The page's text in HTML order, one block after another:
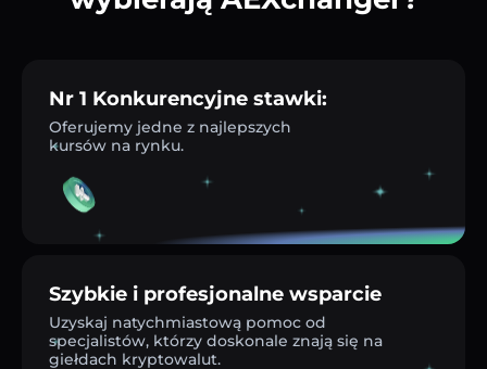
Nr 1 Konkurencyjne stawki:
Oferujemy jedne z najlepszych
kursów na rynku.
Szybkie i profesjonalne wsparcie
Uzyskaj natychmiastową pomoc od
specjalistów, którzy doskonale znają się na
giełdach kryptowalut.